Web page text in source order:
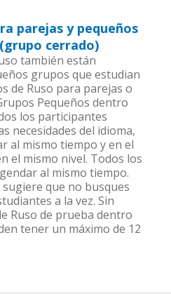
parejas y pequeños
cerrado)
también están
grupos que estudian
de Ruso para parejas o
Pequeños dentro
los participantes
necesidades del idioma,
al mismo tiempo y en el
el mismo nivel. Todos los
al mismo tiempo.
que no busques
a la vez. Sin
Ruso de prueba dentro
tener un máximo de 12